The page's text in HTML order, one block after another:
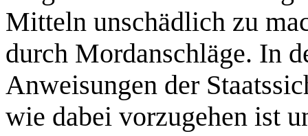
Mitteln unschädlich zu
durch Mordanschläge. In
Anweisungen der
wie dabei vorzugehen ist